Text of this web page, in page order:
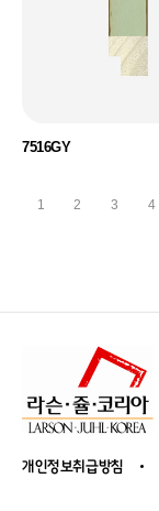
7516GY
1 2 3 4
개인정보취급방침